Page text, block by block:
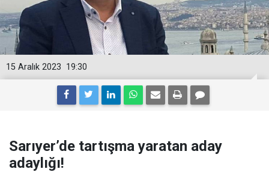
19:30
15 Aralık 2023
Sarıyer’de tartışma yaratan aday
adaylığı!